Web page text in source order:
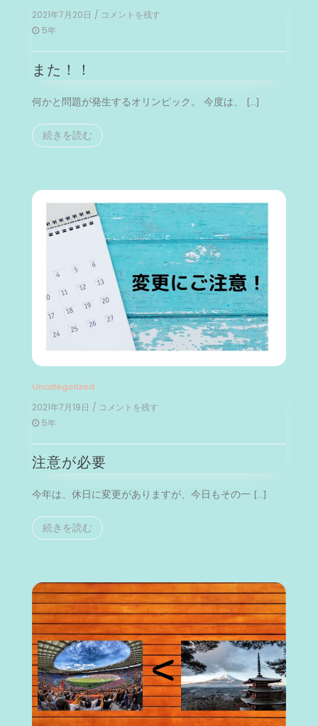
2021年7月20日 / コメントを残す
5年
また！！
何かと問題が発生するオリンピック。 今度は、 […]
続きを読む
Uncategorized
2021年7月19日 / コメントを残す
が
5年
注意が必要
今年は、休日に変更がありますが、今日もその一 […]
続きを読む